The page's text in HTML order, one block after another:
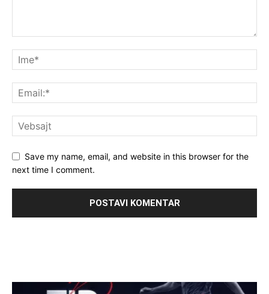
Save my name, email, and website in this browser for the
next time I comment.